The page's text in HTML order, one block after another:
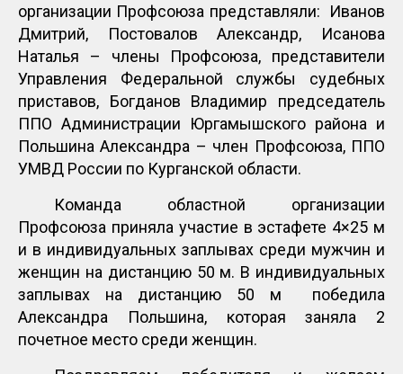
организации Профсоюза представляли: Иванов
Дмитрий, Постовалов Александр, Исанова
Наталья – члены Профсоюза, представители
Управления Федеральной службы судебных
приставов, Богданов Владимир председатель
ППО Администрации Юргамышского района и
Польшина Александра – член Профсоюза, ППО
УМВД России по Курганской области.
Команда областной организации
Профсоюза приняла участие в эстафете 4×25 м
и в индивидуальных заплывах среди мужчин и
женщин на дистанцию 50 м. В индивидуальных
заплывах на дистанцию 50 м победила
Александра Польшина, которая заняла 2
почетное место среди женщин.